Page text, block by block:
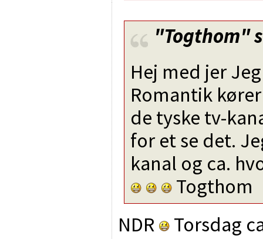
"Togthom"
Hej med jer
Romantik
de tyske tv-
for et se det.
kanal og ca.
Togthom
NDR
Torsdag